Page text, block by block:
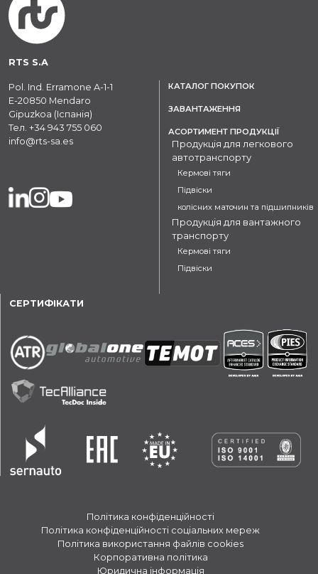
RTS S.A
Pol. Ind. Erramone A-1-1
E-20850 Mendaro
Gipuzkoa (Іспанія)
Тел. +34 943 755 060
info@rts-sa.es
КАТАЛОГ ПОКУПОК
ЗАВАНТАЖЕННЯ
АСОРТИМЕНТ ПРОДУКЦІЇ
Продукція для легкового
автотранспорту
Кермові тяги
Підвіски
колісних маточин та підшипників
Продукція для вантажного
транспорту
Кермові тяги
Підвіски
СЕРТИФІКАТИ
Політика конфіденційності
Політика конфіденційності соціальних мереж
Політика використання файлів cookies
Корпоративна політика
Юридична інформація